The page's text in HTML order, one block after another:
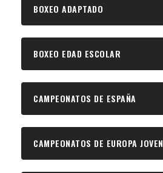
BOXEO ADAPTADO
BOXEO EDAD ESCOLAR
CAMPEONATOS DE ESPAÑA
CAMPEONATOS DE EUROPA JOVEN